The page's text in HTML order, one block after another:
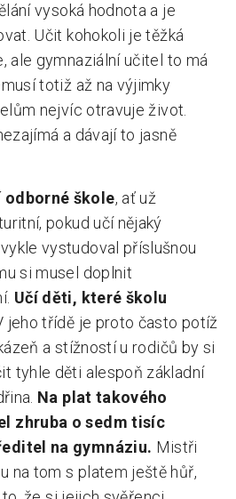
vysoká hodnota a je
Učit kohokoli je těžká
ale gymnaziální učitel to má
totiž až na výjimky
nejvíc otravuje život.
a dávají to jasně
odborné škole, ať už
pokud učí nějaký
vystudoval příslušnou
si musel doplnit
Učí děti, které školu
jeho třídě je proto často potíž
a stížností u rodičů by si
tyhle děti alespoň základní
Na plat takového
zhruba o sedm tisíc
na gymnáziu. Mistři
na tom s platem ještě hůř,